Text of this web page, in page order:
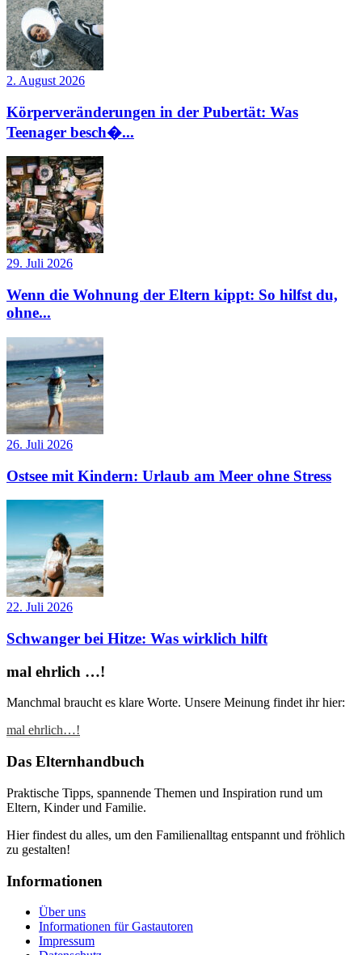
2. August 2026
Körperveränderungen in der Pubertät: Was
Teenager besch�...
29. Juli 2026
Wenn die Wohnung der Eltern kippt: So hilfst du,
ohne...
26. Juli 2026
Ostsee mit Kindern: Urlaub am Meer ohne Stress
22. Juli 2026
Schwanger bei Hitze: Was wirklich hilft
mal ehrlich …!
Manchmal braucht es klare Worte. Unsere Meinung findet ihr hier:
mal ehrlich…!
Das Elternhandbuch
Praktische Tipps, spannende Themen und Inspiration rund um
Eltern, Kinder und Familie.
Hier findest du alles, um den Familienalltag entspannt und fröhlich
zu gestalten!
Informationen
Über uns
Informationen für Gastautoren
Impressum